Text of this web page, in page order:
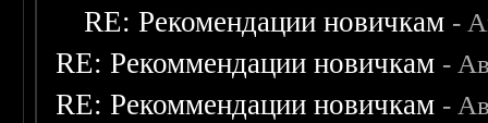
RE: Рекомендации новичкам -
RE: Рекоммендации новичкам -
RE: Рекоммендации новичкам -